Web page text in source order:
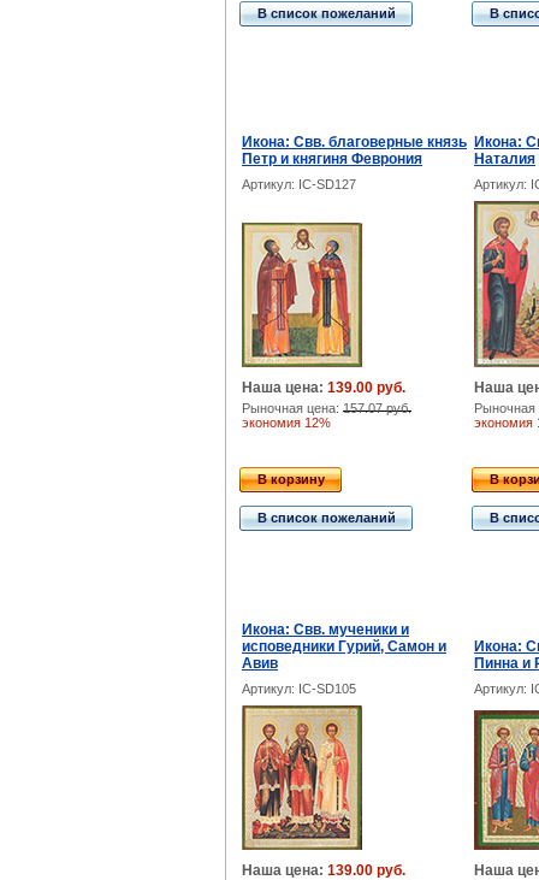
В список пожеланий В
Икона: Свв. благоверные князь
Петр и княгиня Феврония
Икона:
Наталия
Артикул: IC-SD127 Артикул:
Наша цена: 139.00 руб.
Рыночная цена: 157.07 руб.
экономия 12%
Наша
экономия
В корзину
В список пожеланий
В
В
Икона: Свв. мученики и
исповедники Гурий, Самон и
Авив
Икона:
Пинна и
Артикул: IC-SD105 Артикул:
Наша цена: 139.00 руб. Наша